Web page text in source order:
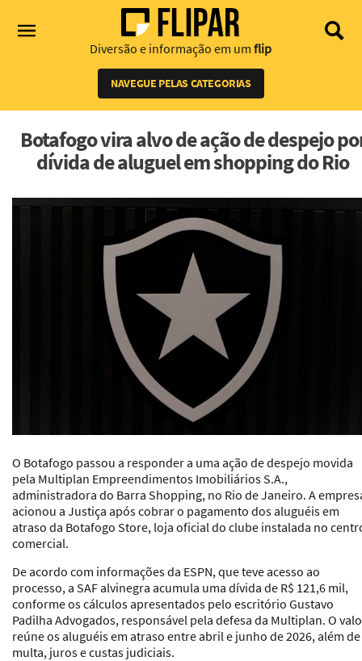
Diversão e informação em um flip
NAVEGUE PELAS CATEGORIAS
Botafogo vira alvo de ação de despejo
dívida de aluguel em shopping do Rio
O Botafogo passou a responder a uma ação de despejo movida
pela Multiplan Empreendimentos Imobiliários S.A.,
administradora do Barra Shopping, no Rio de Janeiro. A
acionou a Justiça após cobrar o pagamento dos aluguéis em
atraso da Botafogo Store, loja oficial do clube instalada no
comercial.
De acordo com informações da ESPN, que teve acesso ao
processo, a SAF alvinegra acumula uma dívida de R$ 121,6 mil,
conforme os cálculos apresentados pelo escritório Gustavo
Padilha Advogados, responsável pela defesa da Multiplan. O
reúne os aluguéis em atraso entre abril e junho de 2026, além de
multa, juros e custas judiciais.